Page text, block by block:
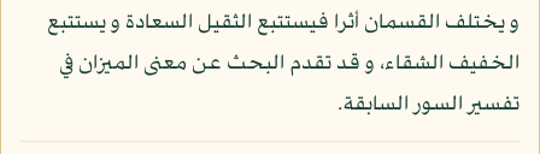
و يختلف القسمان أثرا فيستتبع الثقيل السعادة و يستتبع
الخفيف الشقاء، و قد تقدم البحث عن معنى الميزان في
تفسير السور السابقة.